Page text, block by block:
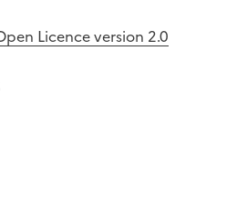
Licence version 2.0